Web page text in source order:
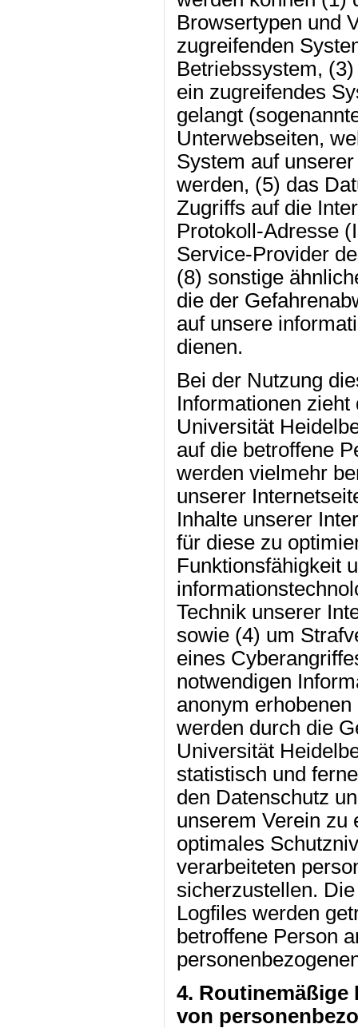
Browsertypen und
zugreifenden
Betriebssystem,
ein zugreifendes
gelangt
Unterwebseiten,
System auf
werden, (5) das
Zugriffs auf die
Protokoll-Adresse
Service-Provider
(8) sonstige
die der
auf unsere
dienen.
Bei der Nutzung
Informationen
Universität
auf die betroffene
werden vielmehr
unserer
Inhalte unserer
für diese zu
Funktionsfähigkeit
Technik unserer
sowie (4) um
eines
notwendigen
anonym
werden durch die
Universität
statistisch und
den Datenschutz
unserem Verein zu
optimales
verarbeiteten
sicherzustellen.
Logfiles werden
betroffene Person
4.
von